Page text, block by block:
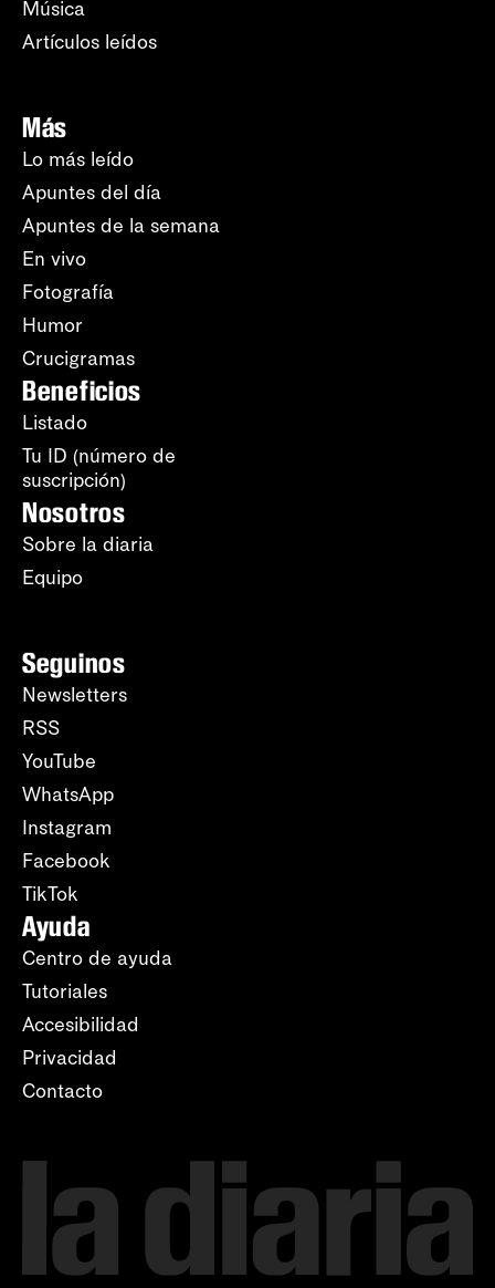
Música
Artículos leídos
Más
Lo más leído
Apuntes del día
Apuntes de la semana
En vivo
Fotografía
Humor
Crucigramas
Beneficios
Listado
Tu ID (número de
suscripción)
Nosotros
Sobre la diaria
Equipo
Seguinos
Newsletters
RSS
YouTube
WhatsApp
Instagram
Facebook
TikTok
Ayuda
Centro de ayuda
Tutoriales
Accesibilidad
Privacidad
Contacto